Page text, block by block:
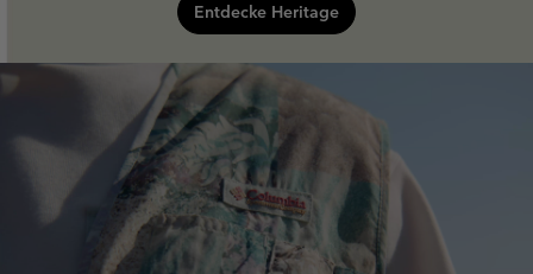
Entdecke Heritage
heritage-collection